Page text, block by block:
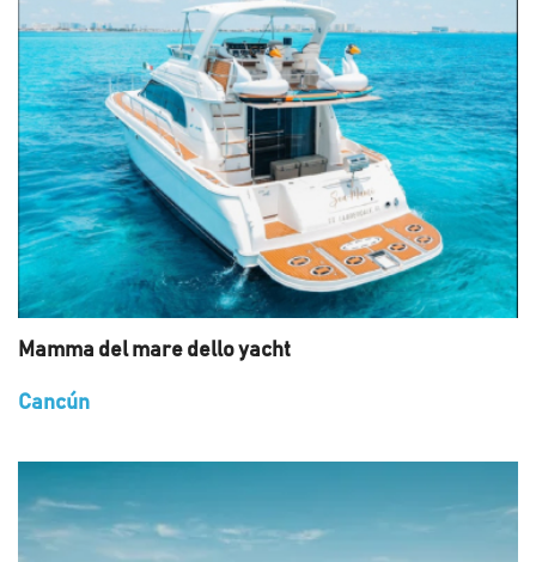
Mamma del mare dello yacht
Cancún